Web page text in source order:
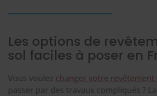
Les options de
sol faciles à poser en
Vous voulez changer votre revêtement
passer par des travaux compliqués ?